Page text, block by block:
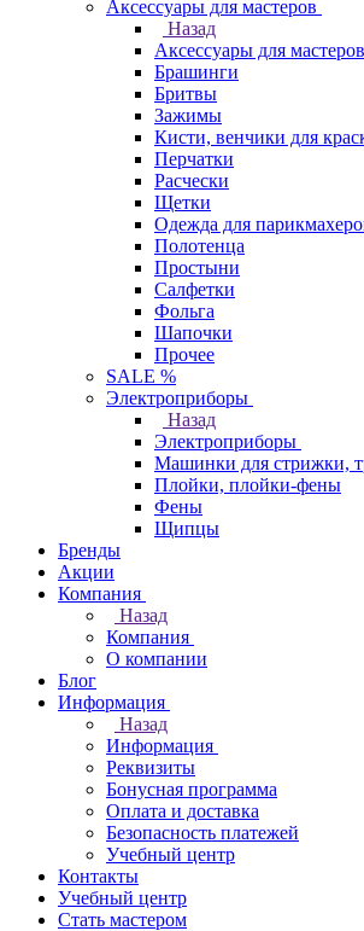
Аксессуары для мастеров
Назад
Аксессуары для мастеров
Брашинги
Бритвы
Зажимы
Кисти, венчики для
Перчатки
Расчески
Щетки
Одежда для
Полотенца
Простыни
Салфетки
Фольга
Шапочки
Прочее
SALE %
Электроприборы
Назад
Электроприборы
Машинки для стрижки,
Плойки, плойки-фены
Фены
Щипцы
Бренды
Акции
Компания
Назад
Компания
О компании
Блог
Информация
Назад
Информация
Реквизиты
Бонусная программа
Оплата и доставка
Безопасность платежей
Учебный центр
Контакты
Учебный центр
Стать мастером